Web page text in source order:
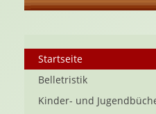
Startseite
Belletristik
Kinder- und